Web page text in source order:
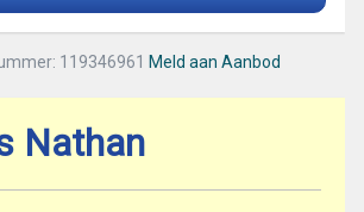
119346961 Meld aan Aanbod
Nathan